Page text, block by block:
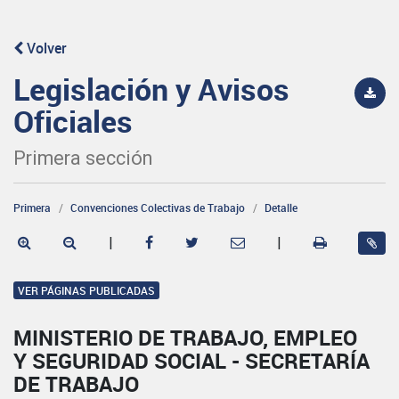
Volver
Legislación y Avisos
Oficiales
Primera sección
Primera Convenciones Colectivas de Trabajo Detalle
| |
VER PÁGINAS PUBLICADAS
MINISTERIO DE TRABAJO, EMPLEO
Y SEGURIDAD SOCIAL - SECRETARÍA
DE TRABAJO